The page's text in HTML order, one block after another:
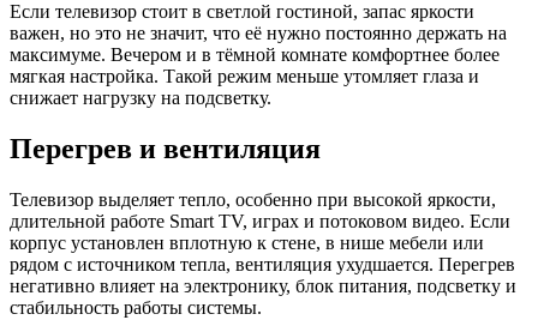
Если телевизор стоит в светлой гостиной, запас яркости
важен, но это не значит, что её нужно постоянно держать на
максимуме. Вечером и в тёмной комнате комфортнее более
мягкая настройка. Такой режим меньше утомляет глаза и
снижает нагрузку на подсветку.
Перегрев и вентиляция
Телевизор выделяет тепло, особенно при высокой яркости,
длительной работе Smart TV, играх и потоковом видео. Если
корпус установлен вплотную к стене, в нише мебели или
рядом с источником тепла, вентиляция ухудшается. Перегрев
негативно влияет на электронику, блок питания, подсветку и
стабильность работы системы.